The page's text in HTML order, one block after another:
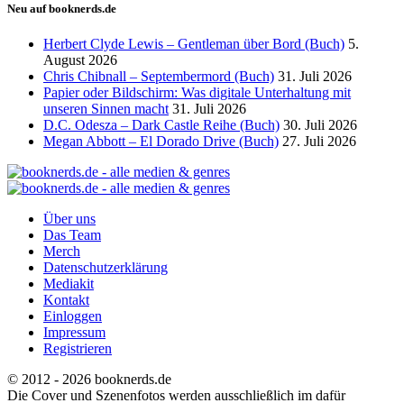
Neu auf booknerds.de
Herbert Clyde Lewis – Gentleman über Bord (Buch) 5.
August 2026
Chris Chibnall – Septembermord (Buch) 31. Juli 2026
Papier oder Bildschirm: Was digitale Unterhaltung mit
unseren Sinnen macht 31. Juli 2026
D.C. Odesza – Dark Castle Reihe (Buch) 30. Juli 2026
Megan Abbott – El Dorado Drive (Buch) 27. Juli 2026
Über uns
Das Team
Merch
Datenschutzerklärung
Mediakit
Kontakt
Einloggen
Impressum
Registrieren
© 2012 - 2026 booknerds.de
Die Cover und Szenenfotos werden ausschließlich im dafür